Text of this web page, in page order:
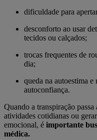
dificuldade para
desconforto ao usar
tecidos ou calçados;
trocas frequentes de
dia;
queda na autoestima e
autoconfiança.
Quando a transpiração
atividades cotidianas ou
emocional, é importante
médica.